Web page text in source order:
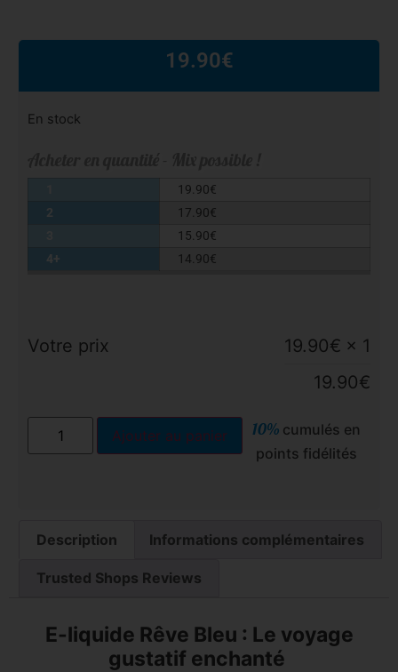
19.90€
En stock
19.90€
2
17.90€
15.90€
4+
14.90€
Votre prix 19.90€ × 1
19.90€
Ajouter au panier 10% cumulés en
points fidélités
Description Informations complémentaires
Trusted Shops Reviews
E-liquide Rêve Bleu : Le voyage
gustatif enchanté